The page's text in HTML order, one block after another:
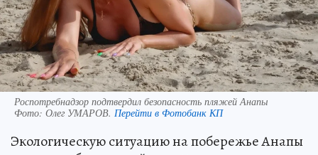
Роспотребнадзор подтвердил безопасность пляжей Анапы
Фото: Олег УМАРОВ. Перейти в Фотобанк КП
Экологическую ситуацию на побережье Анапы